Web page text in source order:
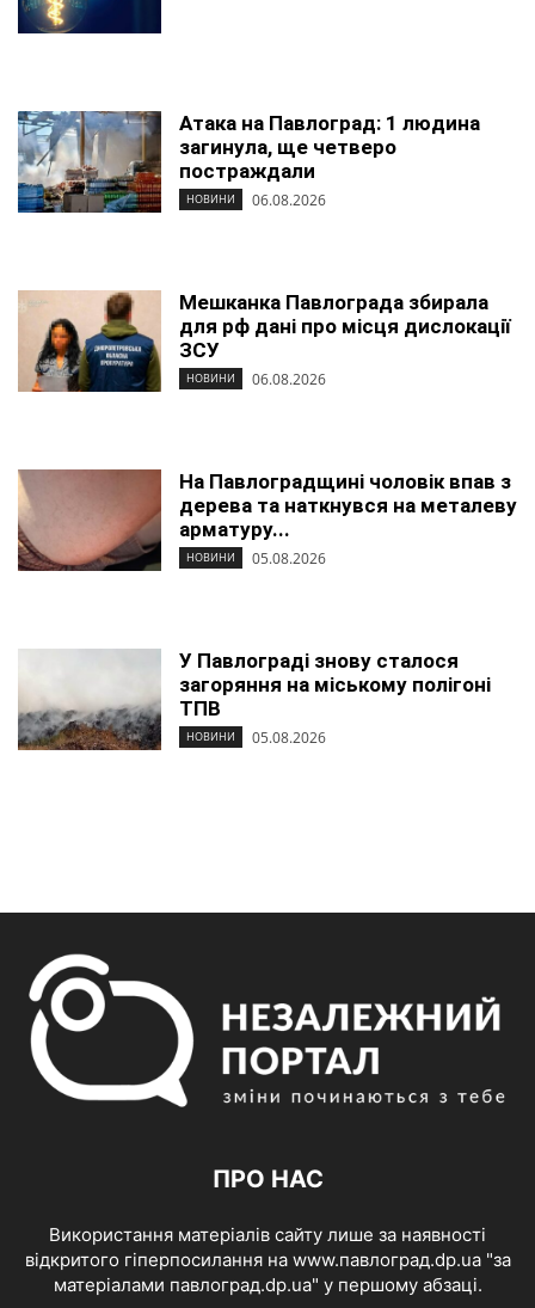
Атака на Павлоград: 1 людина
загинула, ще четверо
постраждали
НОВИНИ 06.08.2026
Мешканка Павлограда збирала
для рф дані про місця дислокації
ЗСУ
НОВИНИ 06.08.2026
На Павлоградщині чоловік впав з
дерева та наткнувся на металеву
арматуру...
НОВИНИ 05.08.2026
У Павлограді знову сталося
загоряння на міському полігоні
ТПВ
НОВИНИ 05.08.2026
ПРО НАС
Використання матеріалів сайту лише за наявності
відкритого гіперпосилання на www.павлоград.dp.ua "за
матеріалами павлоград.dp.ua" у першому абзаці.